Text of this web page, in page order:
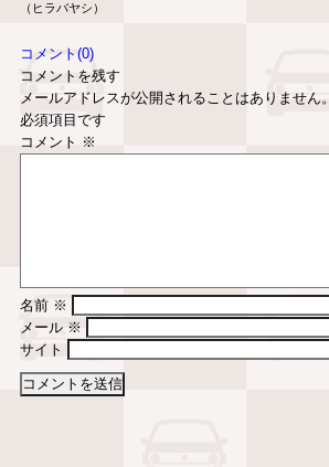
（ヒラバヤシ）
コメント(0)
コメントを残す
メールアドレスが公開されることはありません。
必須項目です
コメント ※
名前 ※
メール ※
サイト